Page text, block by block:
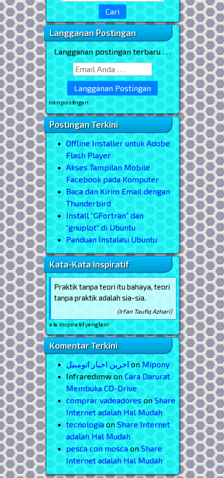
Langganan Postingan
Langganan postingan terbaru . . .
* masukkan email
Postingan Terkini
Offline Installer untuk Adobe
Flash Player
Akses Tampilan Mobile
Facebook pada Komputer
Baca dan Kirim Email dengan
Thunderbird
Install “GFortran” dan
“gnuplot” di Ubuntu
Panduan Instalasi Ubuntu
Kata-Kata Inspiratif
Praktik tanpa teori itu bahaya, teori
tanpa praktik adalah sia-sia.
(Irfan Taufiq Azhari)
inspiratif yang lain
Komentar Terkini
اخرین اخبار اتومبیل on Mipony
Infraredimw onCara Darurat
Membuka CD-Drive
comprar vadeadores onShare
Internet adalah Hal Mudah
tecnologia onShare Internet
adalah Hal Mudah
pesca con mosca onShare
Internet adalah Hal Mudah